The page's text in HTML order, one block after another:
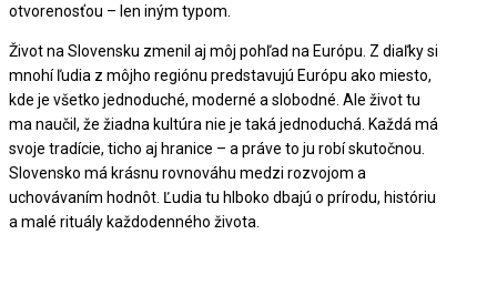
otvorenosťou – len iným typom.
Život na Slovensku zmenil aj môj pohľad na Európu. Z diaľky si
mnohí ľudia z môjho regiónu predstavujú Európu ako miesto,
kde je všetko jednoduché, moderné a slobodné. Ale život tu
ma naučil, že žiadna kultúra nie je taká jednoduchá. Každá má
svoje tradície, ticho aj hranice – a práve to ju robí skutočnou.
Slovensko má krásnu rovnováhu medzi rozvojom a
uchovávaním hodnôt. Ľudia tu hlboko dbajú o prírodu, históriu
a malé rituály každodenného života.